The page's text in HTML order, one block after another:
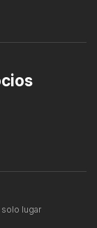
lugar